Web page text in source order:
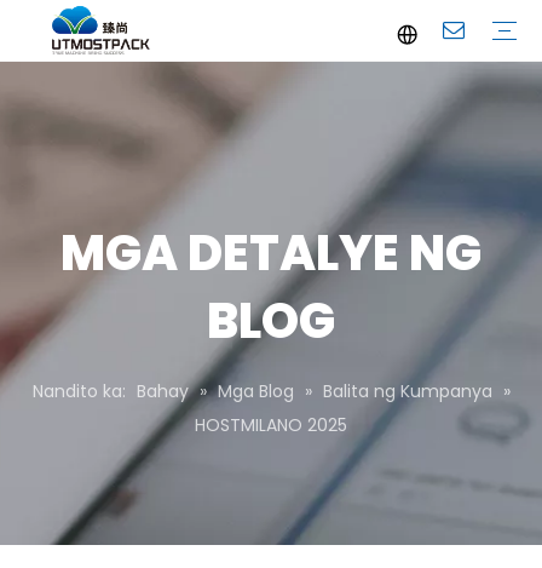
MGA DETALYE NG
BLOG
Nandito ka: Bahay » Mga Blog » Balita ng Kumpanya »
HOSTMILANO 2025